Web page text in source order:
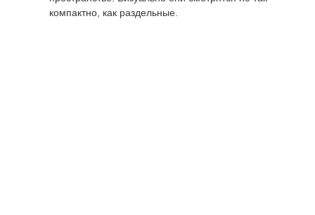
компактно, как раздельные.